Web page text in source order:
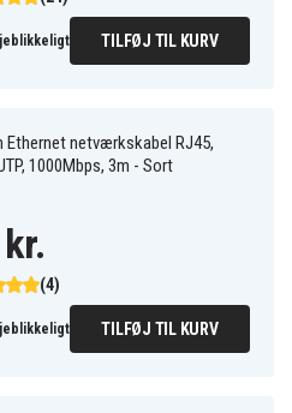
TILFØJ TIL KURV
Ethernet netværkskabel RJ45,
1000Mbps, 3m - Sort
(4)
TILFØJ TIL KURV